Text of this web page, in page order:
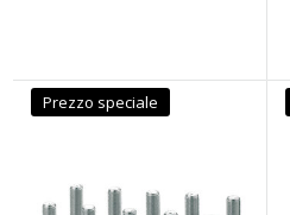
Prezzo speciale